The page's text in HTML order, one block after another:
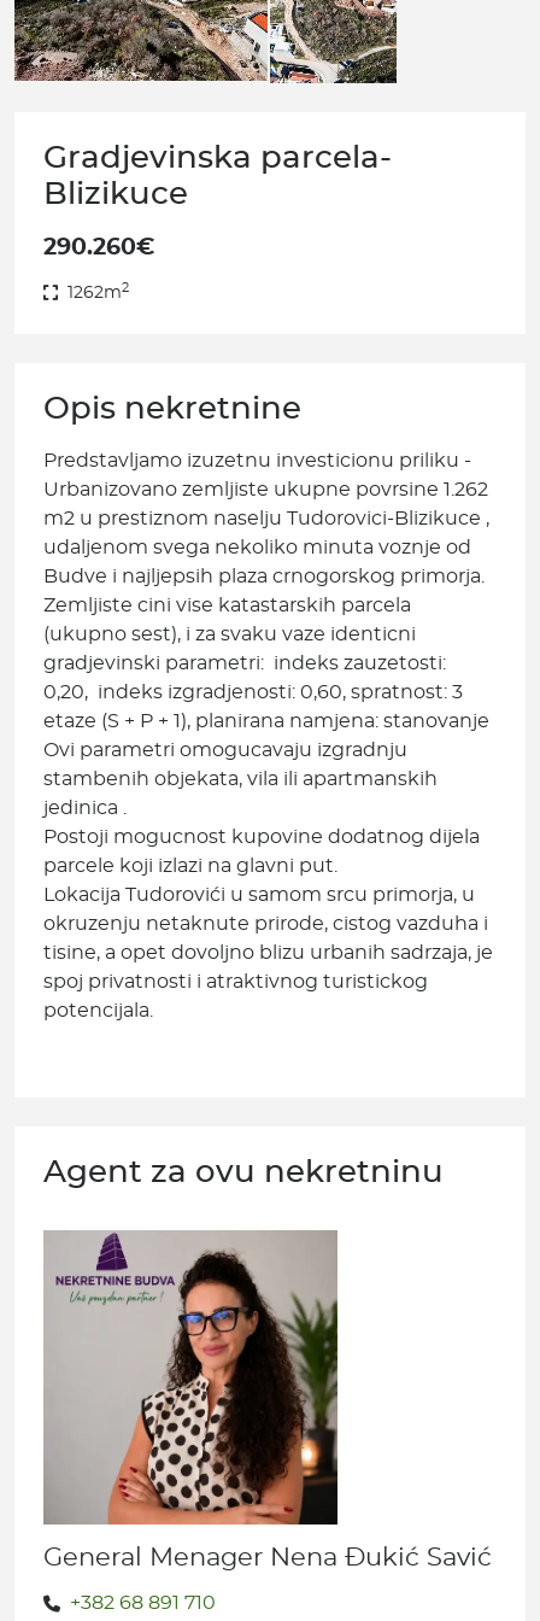
Gradjevinska parcela-
Blizikuce
290.260€
1262m2
Opis nekretnine
Predstavljamo izuzetnu investicionu priliku -
Urbanizovano zemljiste ukupne povrsine 1.262
m2 u prestiznom naselju Tudorovici-Blizikuce ,
udaljenom svega nekoliko minuta voznje od
Budve i najljepsih plaza crnogorskog primorja.
Zemljiste cini vise katastarskih parcela
(ukupno sest), i za svaku vaze identicni
gradjevinski parametri: indeks zauzetosti:
0,20, indeks izgradjenosti: 0,60, spratnost: 3
etaze (S + P + 1), planirana namjena: stanovanje
Ovi parametri omogucavaju izgradnju
stambenih objekata, vila ili apartmanskih
jedinica .
Postoji mogucnost kupovine dodatnog dijela
parcele koji izlazi na glavni put.
Lokacija Tudorovići u samom srcu primorja, u
okruzenju netaknute prirode, cistog vazduha i
tisine, a opet dovoljno blizu urbanih sadrzaja, je
spoj privatnosti i atraktivnog turistickog
potencijala.
Agent za ovu nekretninu
General Menager Nena Đukić Savić
+382 68 891 710